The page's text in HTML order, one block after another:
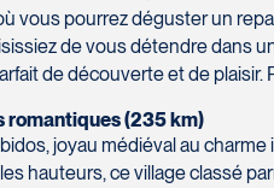
vous pourrez déguster un
de vous détendre dans
de découverte et de plaisir.
romantiques (235 km)
joyau médiéval au
hauteurs, ce village classé